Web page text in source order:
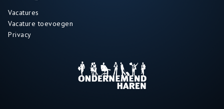
Vacatures
Vacature toevoegen
Privacy